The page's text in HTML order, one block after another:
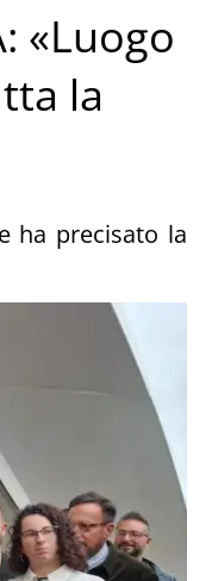
«Luogo
la
ha precisato la